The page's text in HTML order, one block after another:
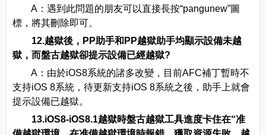
A：遇到此問題的朋友可以直接長按“pangunew”圖
標，將其刪除即可。
12.越獄後，PP助手和PP越獄助手均顯示設備未越
獄，而盤古越獄卻提示設備已經越獄?
A：由於iOS8系統的諸多改變，目前AFC補丁暫時不
支持iOS 8系統，待更新支持iOS 8系統之後，助手上就會
提示設備已越獄。
13.iOS8-iOS8.1越獄時盤古越獄工具進度卡住在“准